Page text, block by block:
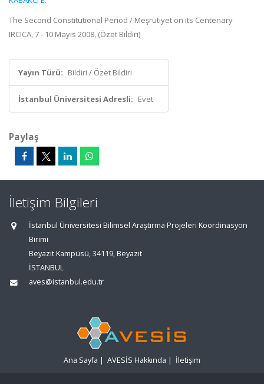
The Second Constitutional Period / Meşrutiyet on its Centenary
IRCICA, 7 - 10 Mayıs 2008, (Özet Bildiri)
Yayın Türü: Bildiri / Özet Bildiri
İstanbul Üniversitesi Adresli: Evet
Paylaş
İletişim Bilgileri
İstanbul Üniversitesi Bilimsel Araştırma Projeleri Koordinasyon
Birimi
Beyazıt Kampüsü, 34119, Beyazıt
İSTANBUL
aves@istanbul.edu.tr
Ana Sayfa | AVESİS Hakkında | İletişim